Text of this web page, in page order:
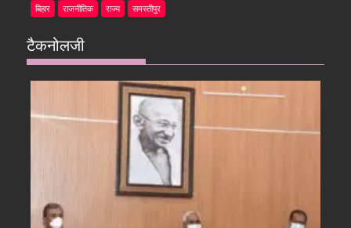
बिहार राजनीतिक राज्य समस्तीपुर
टैकनोलजी